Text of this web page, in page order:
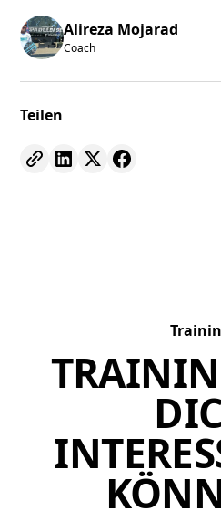
Alireza Mojarad
Coach
Teilen